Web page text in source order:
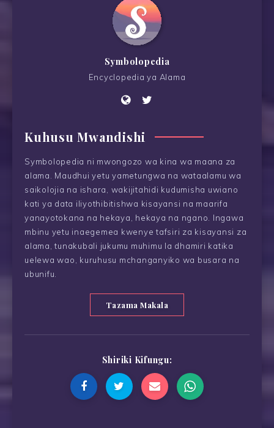
Symbolopedia
Encyclopedia ya Alama
Kuhusu Mwandishi
Symbolopedia ni mwongozo wa kina wa maana za
alama. Maudhui yetu yametungwa na wataalamu wa
saikolojia na ishara, wakijitahidi kudumisha uwiano
kati ya data iliyothibitishwa kisayansi na maarifa
yanayotokana na hekaya, hekaya na ngano. Ingawa
mbinu yetu inaegemea kwenye tafsiri za kisayansi za
alama, tunakubali jukumu muhimu la dhamiri katika
uelewa wao, kuruhusu mchanganyiko wa busara na
ubunifu.
Tazama Makala
Shiriki Kifungu: